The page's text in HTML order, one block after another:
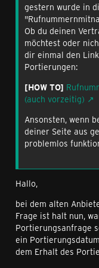
gestern wurde in
Ob du deinen
möchtest oder
dir einmal den
Portierungen:
[HOW TO]
(auch vorzeitig)
Ansonsten, wenn
deiner Seite aus
problemlos
Hallo,
bei dem alten
Frage ist halt nun,
Portierungsanfrage
ein
dem Erhalt des